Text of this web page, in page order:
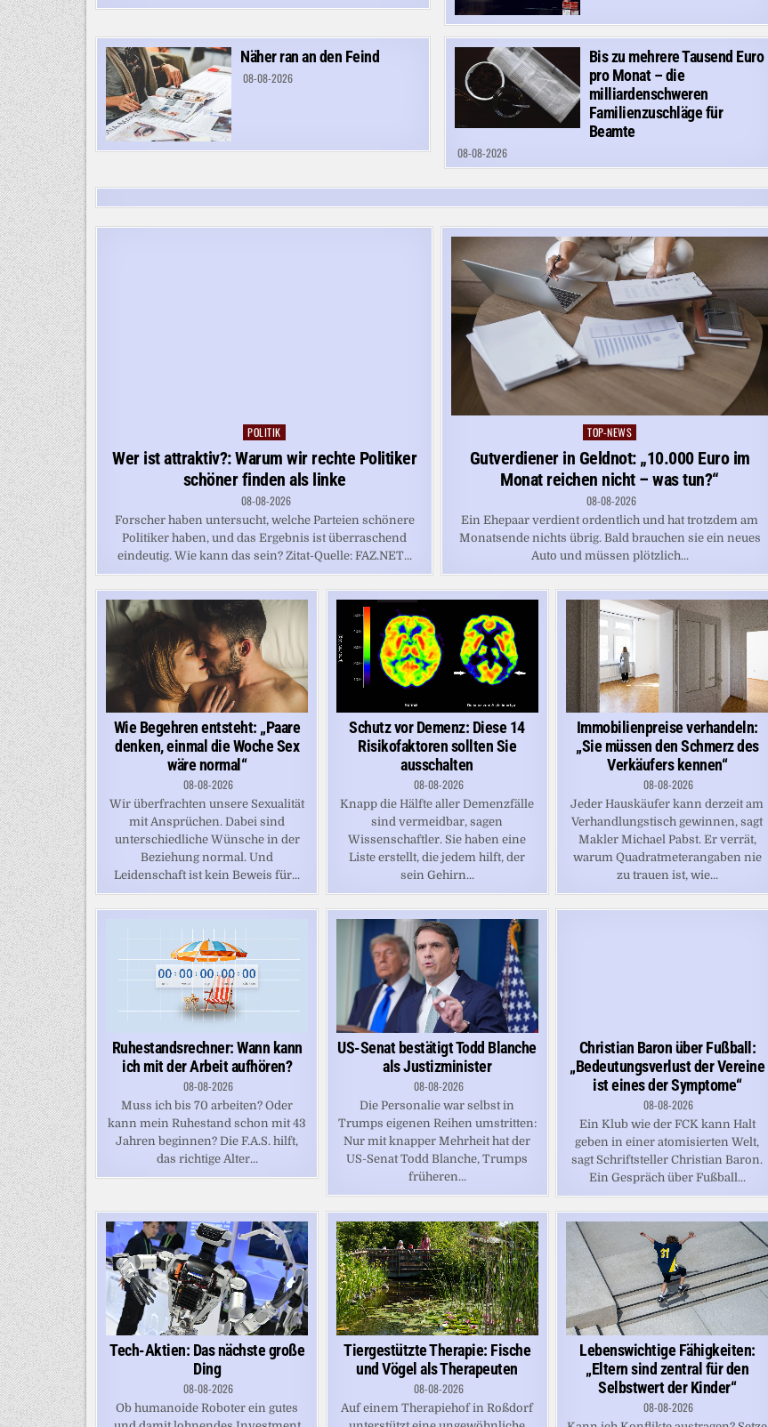
Näher ran an den Feind
08-08-2026
Bis zu mehrere Tausend Euro
pro Monat – die
milliardenschweren
Familienzuschläge für
Beamte
08-08-2026
Posted
in
POLITIK
Wer ist attraktiv?: Warum wir rechte Politiker
schöner finden als linke
08-08-2026
Forscher haben untersucht, welche Parteien schönere
Politiker haben, und das Ergebnis ist überraschend
eindeutig. Wie kann das sein? Zitat-Quelle: FAZ.NET...
Posted
in
TOP-NEWS
Gutverdiener in Geldnot: „10.000 Euro im
Monat reichen nicht – was tun?“
08-08-2026
Ein Ehepaar verdient ordentlich und hat trotzdem am
Monatsende nichts übrig. Bald brauchen sie ein neues
Auto und müssen plötzlich...
Wie Begehren entsteht: „Paare
denken, einmal die Woche Sex
wäre normal“
08-08-2026
Wir überfrachten unsere Sexualität
mit Ansprüchen. Dabei sind
unterschiedliche Wünsche in der
Beziehung normal. Und
Leidenschaft ist kein Beweis für...
Schutz vor Demenz: Diese 14
Risikofaktoren sollten Sie
ausschalten
08-08-2026
Knapp die Hälfte aller Demenzfälle
sind vermeidbar, sagen
Wissenschaftler. Sie haben eine
Liste erstellt, die jedem hilft, der
sein Gehirn...
Immobilienpreise verhandeln:
„Sie müssen den Schmerz des
Verkäufers kennen“
08-08-2026
Jeder Hauskäufer kann derzeit am
Verhandlungstisch gewinnen, sagt
Makler Michael Pabst. Er verrät,
warum Quadratmeterangaben nie
zu trauen ist, wie...
Ruhestandsrechner: Wann kann
ich mit der Arbeit aufhören?
08-08-2026
Muss ich bis 70 arbeiten? Oder
kann mein Ruhestand schon mit 43
Jahren beginnen? Die F.A.S. hilft,
das richtige Alter...
US-Senat bestätigt Todd Blanche
als Justizminister
08-08-2026
Die Personalie war selbst in
Trumps eigenen Reihen umstritten:
Nur mit knapper Mehrheit hat der
US-Senat Todd Blanche, Trumps
früheren...
Christian Baron über Fußball:
„Bedeutungsverlust der Vereine
ist eines der Symptome“
08-08-2026
Ein Klub wie der FCK kann Halt
geben in einer atomisierten Welt,
sagt Schriftsteller Christian Baron.
Ein Gespräch über Fußball...
Tech-Aktien: Das nächste große
Ding
08-08-2026
Ob humanoide Roboter ein gutes
Tiergestützte Therapie: Fische
und Vögel als Therapeuten
08-08-2026
Auf einem Therapiehof in Roßdorf
Lebenswichtige Fähigkeiten:
„Eltern sind zentral für den
Selbstwert der Kinder“
08-08-2026